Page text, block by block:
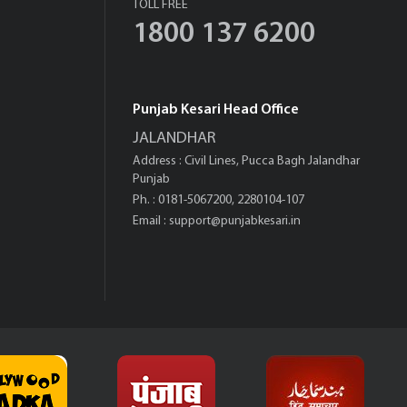
TOLL FREE
1800 137 6200
Punjab Kesari Head Office
JALANDHAR
Address : Civil Lines, Pucca Bagh Jalandhar
Punjab
Ph. : 0181-5067200, 2280104-107
Email : support@punjabkesari.in